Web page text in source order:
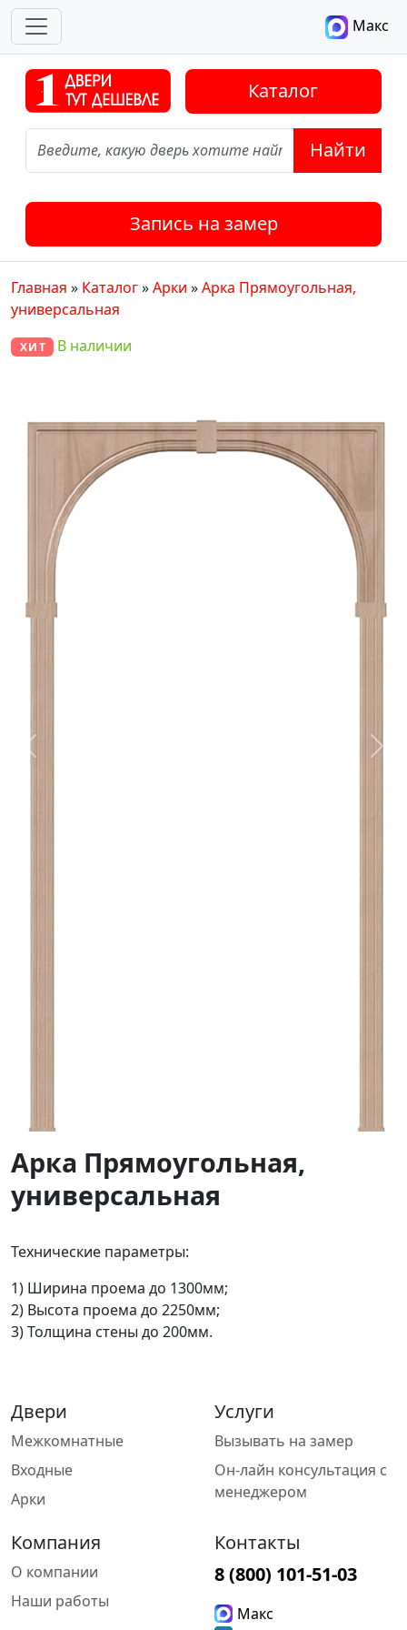
Макс
Каталог
Найти
Запись на замер
Главная » Каталог»Арки »Арка Прямоугольная,
универсальная
ХИТ В наличии
Previous Next
Арка Прямоугольная,
универсальная
Технические параметры:
1) Ширина проема до 1300мм;
2) Высота проема до 2250мм;
3) Толщина стены до 200мм.
Двери
Межкомнатные
Входные
Арки
Услуги
Вызывать на замер
Он-лайн консультация с
менеджером
Компания
О компании
Наши работы
Контакты
8 (800) 101-51-03
Макс